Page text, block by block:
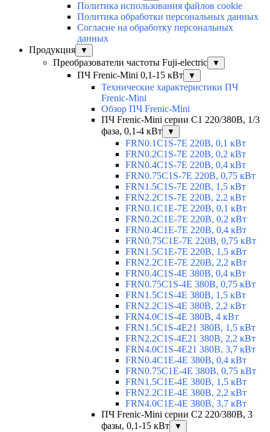
Политика использования файлов cookie
Политика обработки персональных данных
Согласие на обработку персональных
данных
Продукция
▼
Преобразователи частоты Fuji-electric ▼
ПЧ Frenic-Mini 0,1-15 кВт ▼
Технические характеристики ПЧ
Frenic-Mini
Обзор ПЧ Frenic-Mini
ПЧ Frenic-Mini серии C1 220/380В, 1/3
фаза, 0,1-4 кВт
▼
FRN0.1C1S-7E 220В, 0,1 кВт
FRN0.2C1S-7E 220В, 0,2 кВт
FRN0.4C1S-7E 220В, 0,4 кВт
FRN0.75C1S-7E 220В, 0,75 кВт
FRN1.5C1S-7E 220В, 1,5 кВт
FRN2.2C1S-7E 220В, 2,2 кВт
FRN0.1C1E-7E 220В, 0,1 кВт
FRN0.2C1E-7E 220В, 0,2 кВт
FRN0.4C1E-7E 220В, 0,4 кВт
FRN0.75C1E-7E 220В, 0,75 кВт
FRN1.5C1E-7E 220В, 1,5 кВт
FRN2.2C1E-7E 220В, 2,2 кВт
FRN0.4C1S-4E 380В, 0,4 кВт
FRN0.75C1S-4E 380В, 0,75 кВт
FRN1.5C1S-4E 380В, 1,5 кВт
FRN2.2C1S-4E 380В, 2,2 кВт
FRN4.0C1S-4E 380В, 4 кВт
FRN1.5C1S-4E21 380В, 1,5 кВт
FRN2.2C1S-4E21 380В, 2,2 кВт
FRN4.0C1S-4E21 380В, 3,7 кВт
FRN0.4C1E-4E 380В, 0,4 кВт
FRN0.75C1E-4E 380В, 0,75 кВт
FRN1.5C1E-4E 380В, 1,5 кВт
FRN2.2C1E-4E 380В, 2,2 кВт
FRN4.0C1E-4E 380В, 3,7 кВт
ПЧ Frenic-Mini серии С2 220/380В, 3
фазы, 0,1-15 кВт
▼